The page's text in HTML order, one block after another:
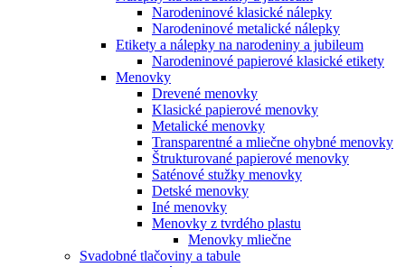
Narodeninové klasické nálepky
Narodeninové metalické nálepky
Etikety a nálepky na narodeniny a jubileum
Narodeninové papierové klasické etikety
Menovky
Drevené menovky
Klasické papierové menovky
Metalické menovky
Transparentné a mliečne ohybné menovky
Štrukturované papierové menovky
Saténové stužky menovky
Detské menovky
Iné menovky
Menovky z tvrdého plastu
Menovky mliečne
Svadobné tlačoviny a tabule